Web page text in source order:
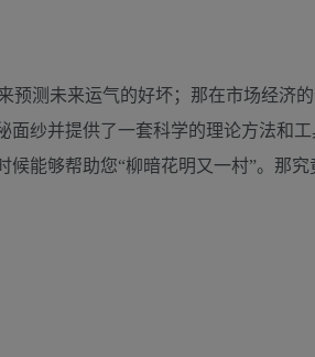
测未来运气的好坏；那在市场经济
纱并提供了一套科学的理论方法和
能够帮助您“柳暗花明又一村”。那究